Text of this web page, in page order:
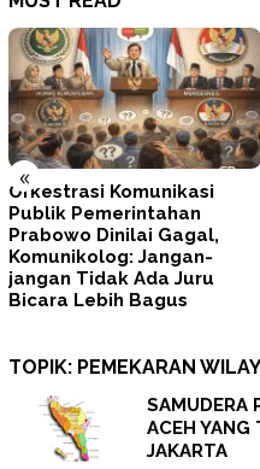
«
Agenda Strategis DPR di
APBN 2026: Legislasi
Komoditas, Pengawasan
Pangan, dan Arah
Keberpihakan Negara
TOPIK: PEMEKARAN
SAMUDERA
ACEH YANG
JAKARTA